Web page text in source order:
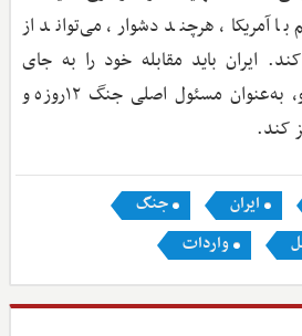
آمریکا، هرچند دشوار، می‌تواند از
ایران باید مقابله خود را به جای
آمریکا، بر شخص نتانیاهو، به‌عنوان مسئول اصلی جنگ ۱۲روزه و
کند.
ایران
جنگ
واردات